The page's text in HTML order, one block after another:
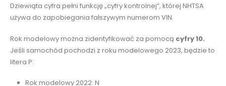
Dziewiąta cyfra pełni funkcję „cyfry kontrolnej”, której NHTSA
używa do zapobiegania fałszywym numerom VIN.
Rok modelowy można zidentyfikować za pomocą cyfry 10.
Jeśli samochód pochodzi z roku modelowego 2023, będzie to
litera P:
Rok modelowy 2022: N